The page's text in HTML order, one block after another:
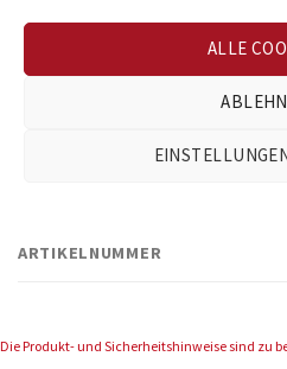
ALLE
ARTIKELNUMMER
Die Produkt- und Sicherheitshinweise sind zu